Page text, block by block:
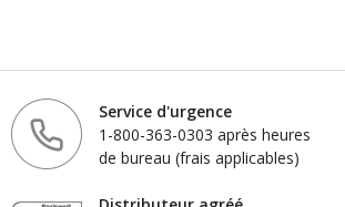
Service d'urgence
1-800-363-0303 après heures
de bureau (frais applicables)